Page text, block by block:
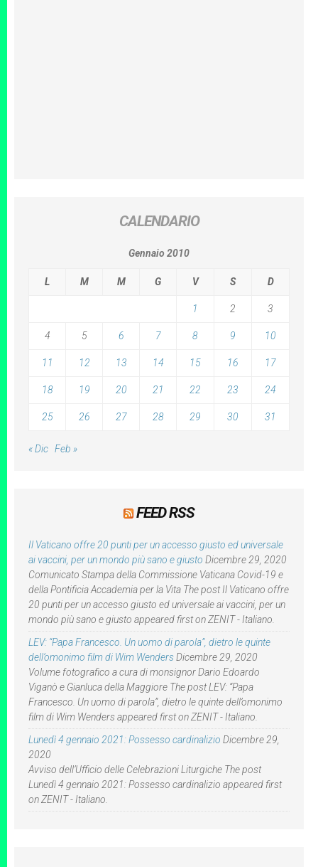
CALENDARIO
Gennaio 2010
L M M G V S D
1 2 3
4 5 6 7 8 9 10
11 12 13 14 15 16 17
18 19 20 21 22 23 24
25 26 27 28 29 30 31
« Dic Feb »
FEED RSS
Il Vaticano offre 20 punti per un accesso giusto ed universale
ai vaccini, per un mondo più sano e giusto Dicembre 29, 2020
Comunicato Stampa della Commissione Vaticana Covid-19 e
della Pontificia Accademia per la Vita The post Il Vaticano offre
20 punti per un accesso giusto ed universale ai vaccini, per un
mondo più sano e giusto appeared first on ZENIT - Italiano.
LEV: “Papa Francesco. Un uomo di parola”, dietro le quinte
dell’omonimo film di Wim WendersDicembre 29, 2020
Volume fotografico a cura di monsignor Dario Edoardo
Viganò e Gianluca della Maggiore The post LEV: “Papa
Francesco. Un uomo di parola”, dietro le quinte dell’omonimo
film di Wim Wenders appeared first on ZENIT - Italiano.
Lunedì 4 gennaio 2021: Possesso cardinalizio Dicembre 29,
2020
Avviso dell’Ufficio delle Celebrazioni Liturgiche The post
Lunedì 4 gennaio 2021: Possesso cardinalizio appeared first
on ZENIT - Italiano.